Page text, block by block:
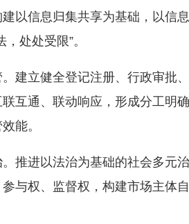
以信息归集共享为基础，以信
处处受限”。
立健全登记注册、行政审批、
互通、联动响应，形成分工明
能。
进以法治为基础的社会多元治
与权、监督权，构建市场主体